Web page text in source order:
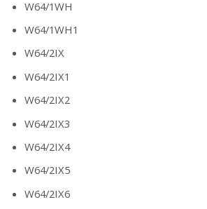
W64/1WH
W64/1WH1
W64/2IX
W64/2IX1
W64/2IX2
W64/2IX3
W64/2IX4
W64/2IX5
W64/2IX6